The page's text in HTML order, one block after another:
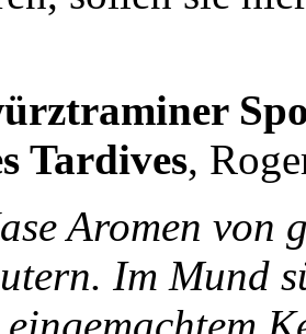
Tardives,
Aromen von
Im Mund